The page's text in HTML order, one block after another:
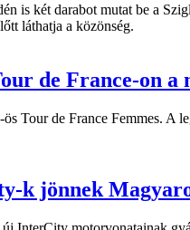
is két darabot mutat be a
láthatja a közönség.
de France-on
Tour de France Femmes. A
k jönnek